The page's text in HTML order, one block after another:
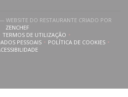
DO RESTAURANTE CRIADO POR
ZENCHEF((ABRE NUMA NOVA JANELA))
NOVA JANELA))
TERMOS DE UTILIZAÇÃO((ABRE NUMA NOVA JANELA))
PESSOAIS
NUMA NOVA JANELA))POLÍTICA DE COOKIES
((ABRE NUMA
((ABRE NUMA NOVA JANELA))